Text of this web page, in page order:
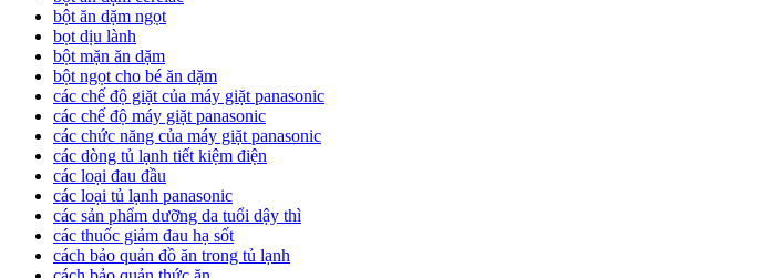
bột ăn dặm ngọt
bọt dịu lành
bột mặn ăn dặm
bột ngọt cho bé ăn dặm
các chế độ giặt của máy giặt panasonic
các chế độ máy giặt panasonic
các chức năng của máy giặt panasonic
các dòng tủ lạnh tiết kiệm điện
các loại đau đầu
các loại tủ lạnh panasonic
các sản phẩm dưỡng da tuổi dậy thì
các thuốc giảm đau hạ sốt
cách bảo quản đồ ăn trong tủ lạnh